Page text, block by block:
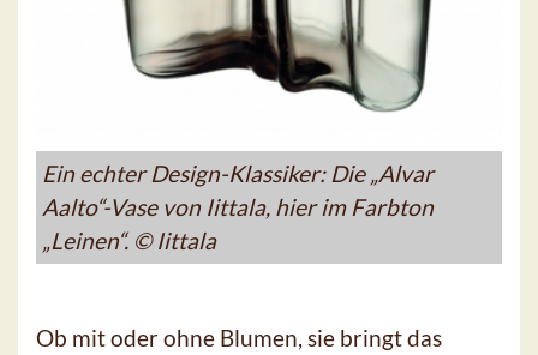
Ein echter Design-Klassiker: Die „Alvar
Aalto“-Vase von Iittala, hier im Farbton
„Leinen“. © Iittala
Ob mit oder ohne Blumen, sie bringt das